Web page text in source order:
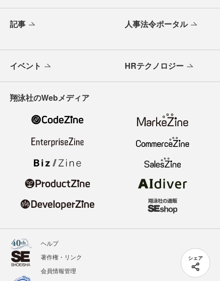
シェア
記事 人事法令ポータル
イベント HRテクノロジー
翔泳社のWebメディア
ヘルプ
著作権・リンク
会員情報管理